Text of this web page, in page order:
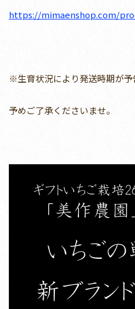
https://mimaenshop.com/
※生育状況により発送時期が予
予めご了承くださいませ。